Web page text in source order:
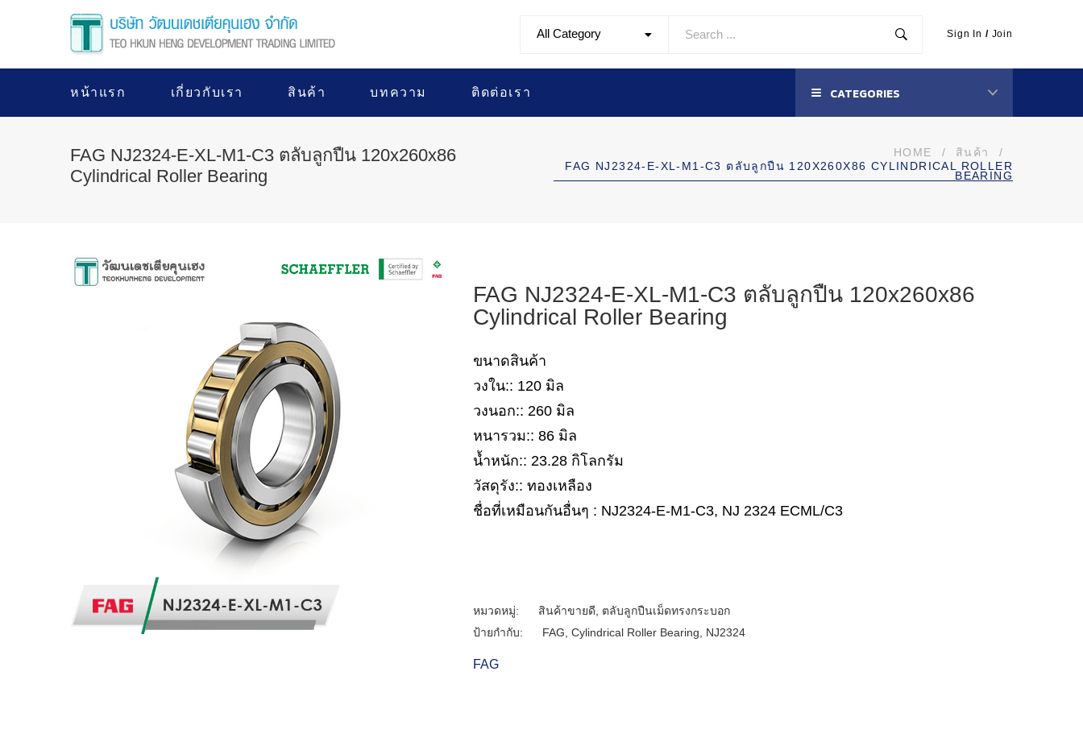
All Category Sign In / Join
หน้าแรก เกี่ยวกับเรา สินค้า บทความ ติดต่อเรา CATEGORIES
FAG NJ2324-E-XL-M1-C3 ตลับลูกปืน 120x260x86
Cylindrical Roller Bearing
HOME / สินค้า
/
FAG NJ2324-E-XL-M1-C3 ตลับลูกปืน 120X260X86 CYLINDRICAL ROLLER
BEARING
FAG NJ2324-E-XL-M1-C3 ตลับลูกปืน 120x260x86
Cylindrical Roller Bearing
ขนาดสินค้า
วงใน:: 120 มิล
วงนอก:: 260 มิล
หนารวม:: 86 มิล
น้ำหนัก:: 23.28 กิโลกรัม
วัสดุรัง:: ทองเหลือง
ชื่อที่เหมือนกันอื่นๆ : NJ2324-E-M1-C3, NJ 2324 ECML/C3
หมวดหมู่: สินค้าขายดี
ตลับลูกปืนเม็ดทรงกระบอก
ป้ายกำกับ:
FAG Cylindrical Roller Bearing NJ2324
FAG